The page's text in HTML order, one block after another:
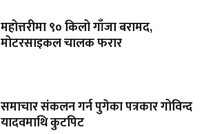
महोत्तरीमा ९० किलो गाँजा बरामद,
मोटरसाइकल चालक फरार
समाचार संकलन गर्न पुगेका पत्रकार गोविन्द
यादवमाथि कुटपिट